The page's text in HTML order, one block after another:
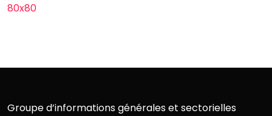
Groupe d’informations générales et sectorielles